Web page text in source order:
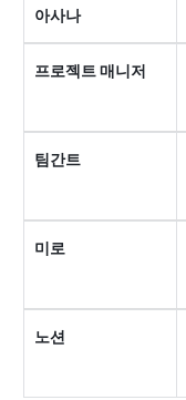
아사나
프로젝트 매니저
팀간트
미로
노션